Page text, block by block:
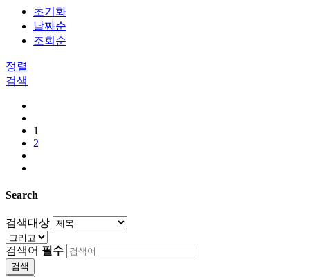
초기화
날짜순
조회순
정렬
검색
1
2
Search
검색대상
검색어 필수
검색